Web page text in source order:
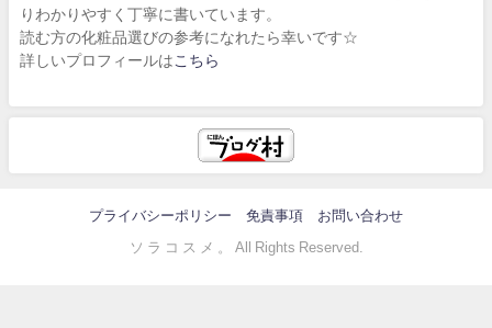
りわかりやすく丁寧に書いています。
読む方の化粧品選びの参考になれたら幸いです☆
詳しいプロフィールは こちら
プライバシーポリシー 免責事項 お問い合わせ
ソ ラ コ ス メ 。 All Rights Reserved.